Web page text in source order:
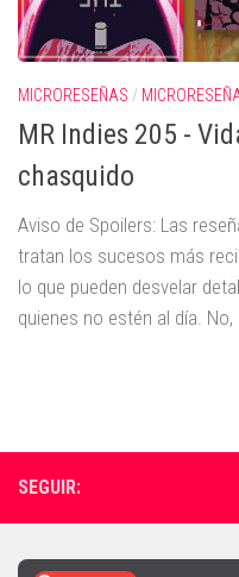
MICRORESEÑAS /
MR Indies 205 -
chasquido
Aviso de Spoilers: Las
tratan los sucesos más
lo que pueden desvelar
quienes no estén al día. No,
SEGUIR: